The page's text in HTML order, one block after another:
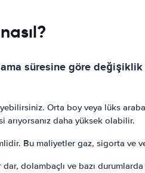
süresine göre
Orta boy veya lüks
daha yüksek olabilir.
Bu maliyetler gaz, sigorta ve
dolambaçlı ve bazı